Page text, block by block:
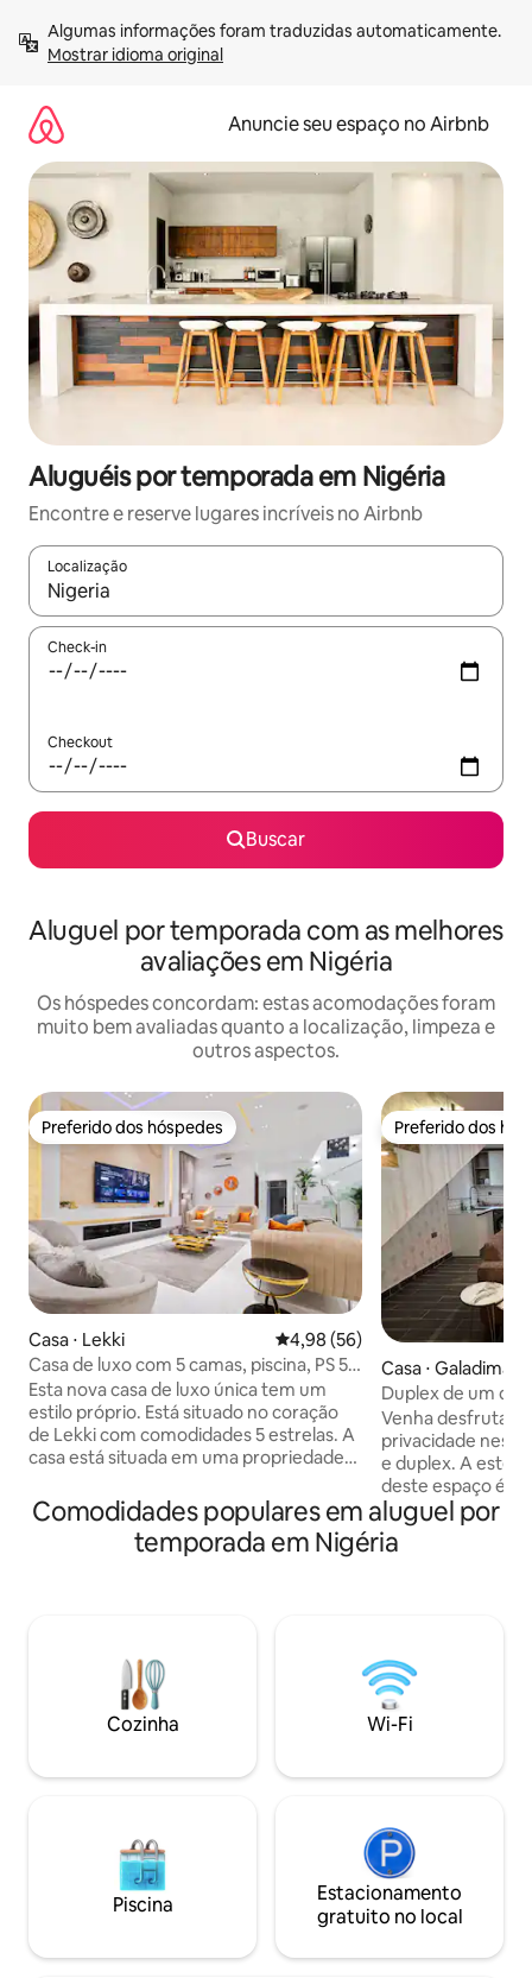
para
Mostrar idioma original
Anuncie seu espaço no Airbnb
Aluguéis por temporada em Nigéria
Encontre e reserve lugares incríveis no Airbnb
Localização
Quando os resultados estiverem disponíveis, explore-os
Check-in
Checkout
Buscar
Aluguel por temporada com as melhores
avaliações em Nigéria
Os hóspedes concordam: estas acomodações foram
muito bem avaliadas quanto a localização, limpeza e
outros aspectos.
Preferido dos hóspedes
Preferido dos hóspedes
Casa ⋅ Lekki 4,98 de uma avaliação média
4,98 (56)
Casa de luxo com 5 camas, piscina, PS 5 e
sinuca em Lekki
Esta nova casa de luxo única tem um
estilo próprio. Está situado no coração
de Lekki com comodidades 5 estrelas. A
casa está situada em uma propriedade
semana, com sua própria segurança
pessoal e um zelador particular para
atender às suas necessidades diárias de
tênis de mesa, mesa de hóquei de ar,
Smart TV/fechadura, janelas/portão
automatizados, colchões ortopédicos,
DSTV e alto-falantes embutidos.
Preferido dos
Preferido dos
Casa ⋅ Galadima
Duplex de um
em Boa Vida]
Venha desfrutar
privacidade
e duplex. A
deste espaço é
escapadelas de
solitários. Está totalmente mobiliado +
localizado em
para sua conveniência. Com
24 horas por dia,
nossa smart TV e
luxuosas tornam
hotel de sonho.
Comodidades populares em aluguel por
temporada em Nigéria
Cozinha Wi-Fi
Piscina
Estacionamento
gratuito no local